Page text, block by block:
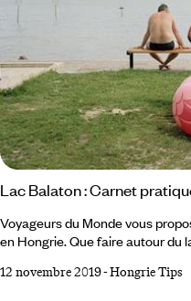
Lac Balaton : Carnet
Voyageurs du Monde vous
en Hongrie. Que faire autour du
microcosme hasardé dans le lac,
12 novembre 2019-Hongrie Tips